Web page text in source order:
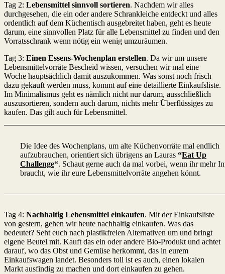
Tag 2: Lebensmittel sinnvoll sortieren. Nachdem wir alles
durchgesehen, die ein oder andere Schrankleiche entdeckt und alles
ordentlich auf dem Küchentisch ausgebreitet haben, geht es heute
darum, eine sinnvollen Platz für alle Lebensmittel zu finden und den
Vorratsschrank wenn nötig ein wenig umzuräumen.
Tag 3: Einen Essens-Wochenplan erstellen. Da wir um unsere
Lebensmittelvorräte Bescheid wissen, versuchen wir mal eine
Woche hauptsächlich damit auszukommen. Was sonst noch frisch
dazu gekauft werden muss, kommt auf eine detaillierte Einkaufsliste.
Im Minimalismus geht es nämlich nicht nur darum, ausschließlich
auszusortieren, sondern auch darum, nichts mehr Überflüssiges zu
kaufen. Das gilt auch für Lebensmittel.
Die Idee des Wochenplans, um alte Küchenvorräte mal endlich
aufzubrauchen, orientiert sich übrigens an Lauras “Eat Up
Challenge“. Schaut gerne auch da mal vorbei, wenn ihr mehr
braucht, wie ihr eure Lebensmittelvorräte angehen könnt.
Tag 4: Nachhaltig Lebensmittel einkaufen. Mit der Einkaufsliste
von gestern, gehen wir heute nachhaltig einkaufen. Was das
bedeutet? Seht euch nach plastikfreien Alternativen um und bringt
eigene Beutel mit. Kauft das ein oder andere Bio-Produkt und achtet
darauf, wo das Obst und Gemüse herkommt, das in eurem
Einkaufswagen landet. Besonders toll ist es auch, einen lokalen
Markt ausfindig zu machen und dort einkaufen zu gehen.